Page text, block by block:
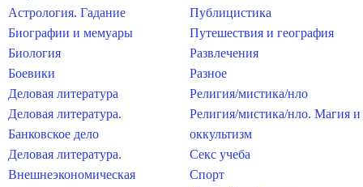
Астрология. Гадание
Биографии и мемуары
Биология
Боевики
Деловая литература
Деловая литература.
Банковское дело
Деловая литература.
Внешнеэкономическая
Публицистика
Путешествия и география
Развлечения
Разное
Религия/мистика/нло
Религия/мистика/нло. Магия и
оккультизм
Секс учеба
Спорт